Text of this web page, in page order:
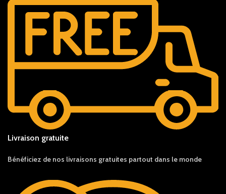
Livraison gratuite
Bénéficiez de nos livraisons gratuites partout dans le monde